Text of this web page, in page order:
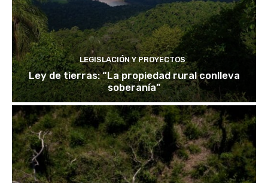
LEGISLACIÓN Y PROYECTOS
Ley de tierras: “La propiedad rural conlleva
soberanía”